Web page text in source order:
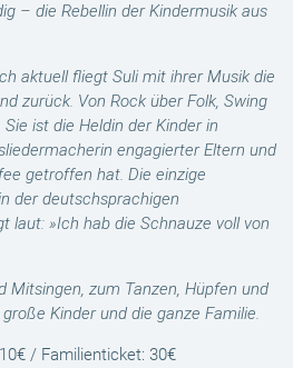
– die Rebellin der Kindermusik aus
aktuell fliegt Suli mit ihrer Musik die
zurück. Von Rock über Folk, Swing
ist die Heldin der Kinder in
engagierter Eltern und
getroffen hat. Die einzige
der deutschsprachigen
laut: »Ich hab die Schnauze voll von
Mitsingen, zum Tanzen, Hüpfen und
Kinder und die ganze Familie.
10€ / Familienticket: 30€